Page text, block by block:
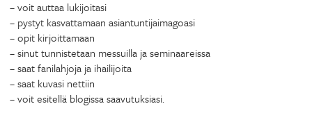
– voit auttaa lukijoitasi
– pystyt kasvattamaan asiantuntijaimagoasi
– opit kirjoittamaan
– sinut tunnistetaan messuilla ja seminaareissa
– saat fanilahjoja ja ihailijoita
– saat kuvasi nettiin
– voit esitellä blogissa saavutuksiasi.